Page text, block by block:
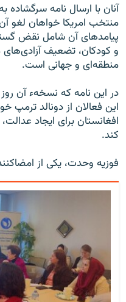
آنان با ارسال نامه
منتخب امریکا خواهان لغو
پیامدهای آن شامل نقض
و کودکان، تضعیف
منطقه‌ای و جهانی است.
در این نامه که نسخه‌ء آن
این فعالان از دونالد ترمپ
افغانستان برای ایجاد
کند.
فوزیه وحدت، یکی از